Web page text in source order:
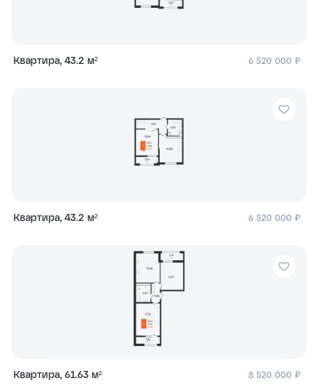
Квартира, 43.2 м² 6 520 000 ₽
Квартира, 43.2 м² 6 520 000 ₽
Квартира, 61.63 м² 8 520 000 ₽